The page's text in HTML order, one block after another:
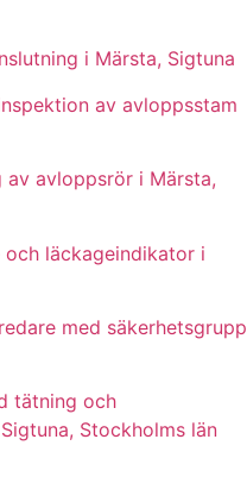
i Märsta, Sigtuna
av avloppsstam
avloppsrör i Märsta,
läckageindikator i
med säkerhetsgrupp
tätning och
Stockholms län